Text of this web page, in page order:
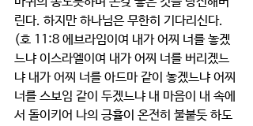
린다. 하지만 하나님은 무한히 기다리신다.
(호 11:8 에브라임이여 내가 어찌 너를 놓겠
느냐 이스라엘이여 내가 어찌 너를 버리겠느
냐 내가 어찌 너를 아드마 같이 놓겠느냐 어찌
너를 스보임 같이 두겠느냐 내 마음이 내 속에
서 돌이키어 나의 긍휼이 온전히 불붙듯 하도